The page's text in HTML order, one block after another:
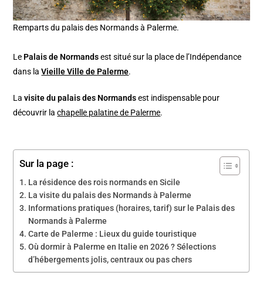
Remparts du palais des Normands à Palerme.
Le Palais de Normandsest situé sur la place de l’Indépendance
dans laVieille Ville de Palerme.
Lavisite du palais des Normandsest indispensable pour
découvrir lachapelle palatine de Palerme.
Sur la page :
La résidence des rois normands en Sicile
La visite du palais des Normands à Palerme
Informations pratiques (horaires, tarif) sur le Palais des
Normands à Palerme
Carte de Palerme : Lieux du guide touristique
Où dormir à Palerme en Italie en 2026 ? Sélections
d’hébergements jolis, centraux ou pas chers